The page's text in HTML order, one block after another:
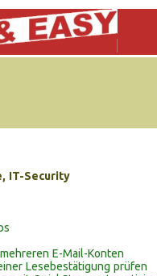
IT-Security
E-Mail-Konten
Lesebestätigung prüfen